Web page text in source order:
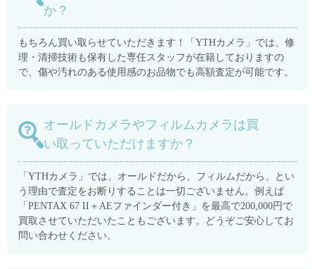
か？
もちろん買い取らせていただきます！「YTHカメラ」では、修
理・清掃技術も保有した専任スタッフが在籍しておりますの
で、傷や汚れのある使用感のお品物でも高額査定が可能です。
オールドカメラやフィルムカメラは買
い取っていただけますか？
「YTHカメラ」では、オールドだから、フィルムだから、とい
う理由で査定をお断りすることは一切ございません。例えば
「PENTAX 67 II＋AEファインダー付き」を最高で200,000円で
買取させていただいたこともございます。どうぞご安心してお
問い合わせください。